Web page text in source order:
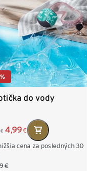
do vody
€ 4,99€
cena za posledných 30
€